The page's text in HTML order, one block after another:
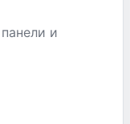
и